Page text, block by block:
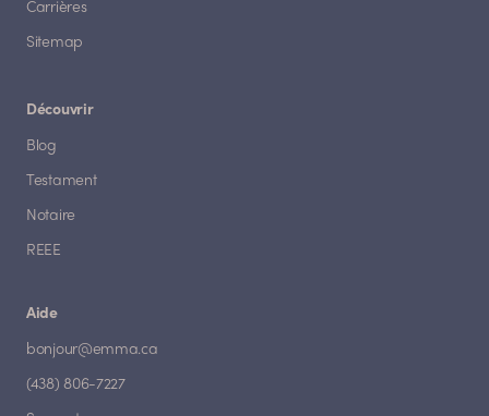
Carrières
Sitemap
Découvrir
Blog
Testament
Notaire
REEE
Aide
bonjour@emma.ca
(438) 806-7227